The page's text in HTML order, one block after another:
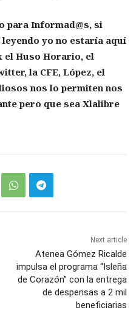
para Informad@s, si
yo no estaría aquí
el Huso Horario, el
la CFE, López, el
nos lo permiten nos
pero que sea Xlalibre
Next article
Atenea Gómez Ricalde
impulsa el programa “Isleña
de Corazón” con la entrega
de despensas a 2 mil
beneficiarias